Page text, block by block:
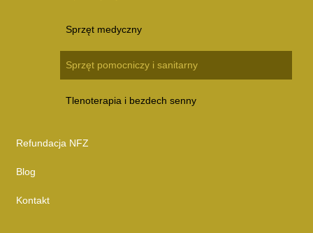
Sprzęt medyczny
Sprzęt pomocniczy i sanitarny
Tlenoterapia i bezdech senny
Refundacja NFZ
Blog
Kontakt